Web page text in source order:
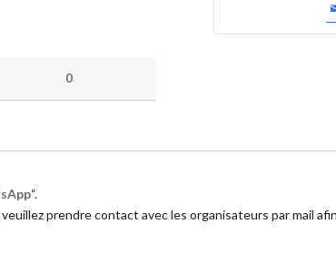
0
“.
prendre contact avec les organisateurs par mail